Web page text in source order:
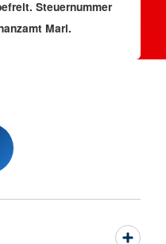
Steuernummer
Marl.